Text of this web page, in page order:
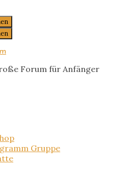
Forum für Anfänger
Gruppe